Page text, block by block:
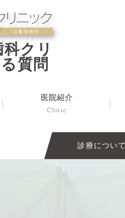
クリ
質問
医院紹介
Clinic
診療について